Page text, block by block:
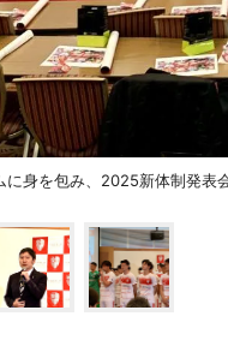
に身を包み、2025新体制発